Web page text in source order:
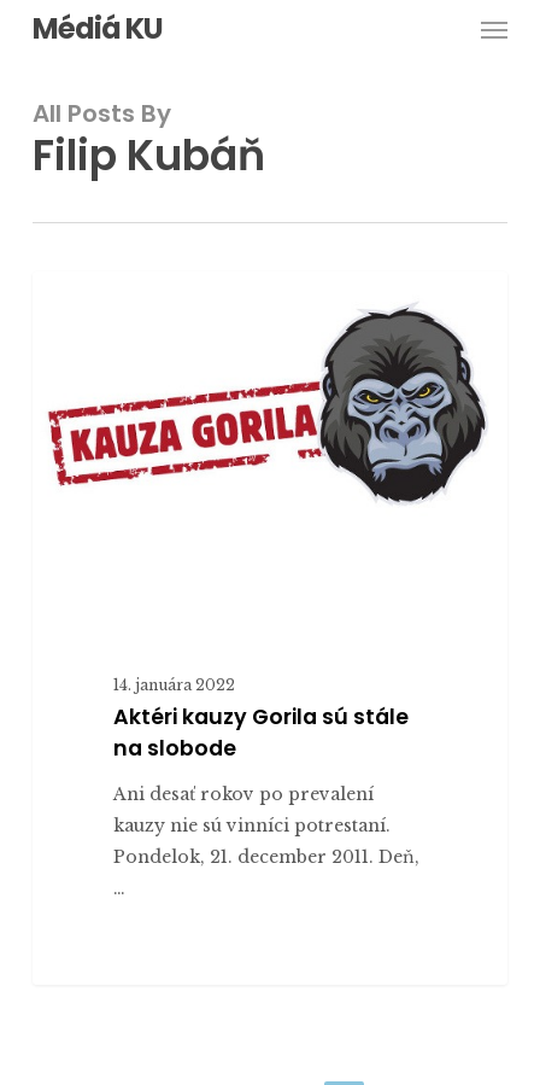
Skip
content
Médiá KU
All Posts By
Filip Kubáň
stále
na
slobode
14. januára 2022
Aktéri kauzy Gorila sú stále
na slobode
Ani desať rokov po prevalení
kauzy nie sú vinníci potrestaní.
Pondelok, 21. december 2011. Deň,
…